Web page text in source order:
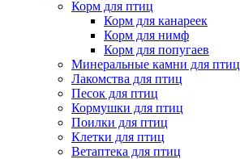
Корм для птиц
Корм для канареек
Корм для нимф
Корм для попугаев
Минеральные камни для птиц
Лакомства для птиц
Песок для птиц
Кормушки для птиц
Поилки для птиц
Клетки для птиц
Ветаптека для птиц